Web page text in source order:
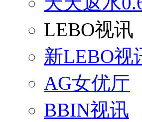
LEBO视讯
新LEBO视
AG女优厅
BBIN视讯